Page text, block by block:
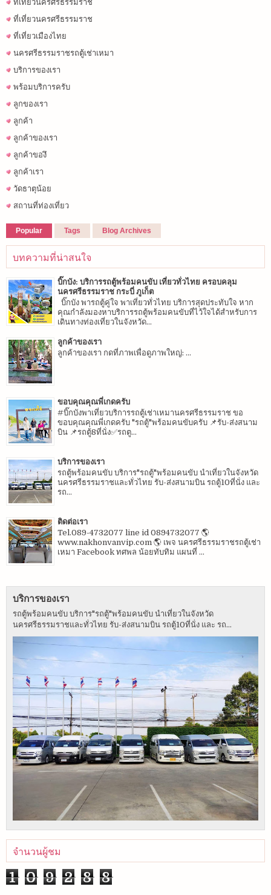
ทีเที่ยวนครศรีธรรมราช
ที่เที่ยวนครศรีธรรมราช
ที่เที่ยวเมืองไทย
นครศรีธรรมราชรถตู้เช่าเหมา
บริการของเรา
พร้อมบริการครับ
ลูกของเรา
ลูกค้า
ลูกค้าของเรา
ลูกค้าของึ
ลูกค้าเรา
วัดธาตุน้อย
สถานที่ท่องเที่ยว
Popular Tags Blog Archives
บทความที่น่าสนใจ
บิ๊กบัง: บริการรถตู้พร้อมคนขับ เที่ยวทั่วไทย ครอบคลุม
นครศรีธรรมราช กระบี่ ภูเก็ต
บิ๊กบัง พารถตู้คู่ใจ พาเที่ยวทั่วไทย บริการสุดประทับใจ หาก
คุณกำลังมองหาบริการรถตู้พร้อมคนขับที่ไว้ใจได้สำหรับการ
เดินทางท่องเที่ยวในจังหวัด...
ลูกค้าของเรา
ลูกค้าของเรา กดที่ภาพเพื่อดูภาพใหญ่: ...
ขอบคุณคุณพี่เกดครับ
#บิ๊กบังพาเที่ยวบริการรถตู้เช่าเหมานครศรีธรรมราช ขอ
ขอบคุณคุณพี่เกดครับ "รถตู้"พร้อมคนขับครับ 📌รับ-ส่งสนาม
บิน 📌รถตู้8ที่นั่ง✅รถตู...
บริการของเรา
รถตู้พร้อมคนขับ บริการ"รถตู้"พร้อมคนขับ นำเที่ยวในจังหวัด
นครศรีธรรมราชและทั่วไทย รับ-ส่งสนามบิน รถตู้10ที่นั่ง และ
รถ...
ติดต่อเรา
Tel.089-4732077 line id 0894732077 🌎
www.nakhonvanvip.com 🌎 เพจ นครศรีธรรมราชรถตู้เช่า
เหมา Facebook ทศพล น้อยทับทิม แผนที่ ...
บริการของเรา
รถตู้พร้อมคนขับ บริการ"รถตู้"พร้อมคนขับ นำเที่ยวในจังหวัด
นครศรีธรรมราชและทั่วไทย รับ-ส่งสนามบิน รถตู้10ที่นั่ง และ รถ...
จำนวนผู้ชม
1 0 9 2 8 8